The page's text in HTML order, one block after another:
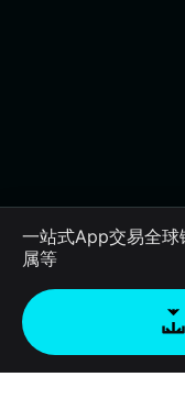
一站式App交易全球
属等